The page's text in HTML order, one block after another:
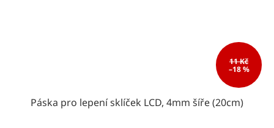
11 Kč
–18 %
Páska pro lepení sklíček LCD, 4mm šíře (20cm)